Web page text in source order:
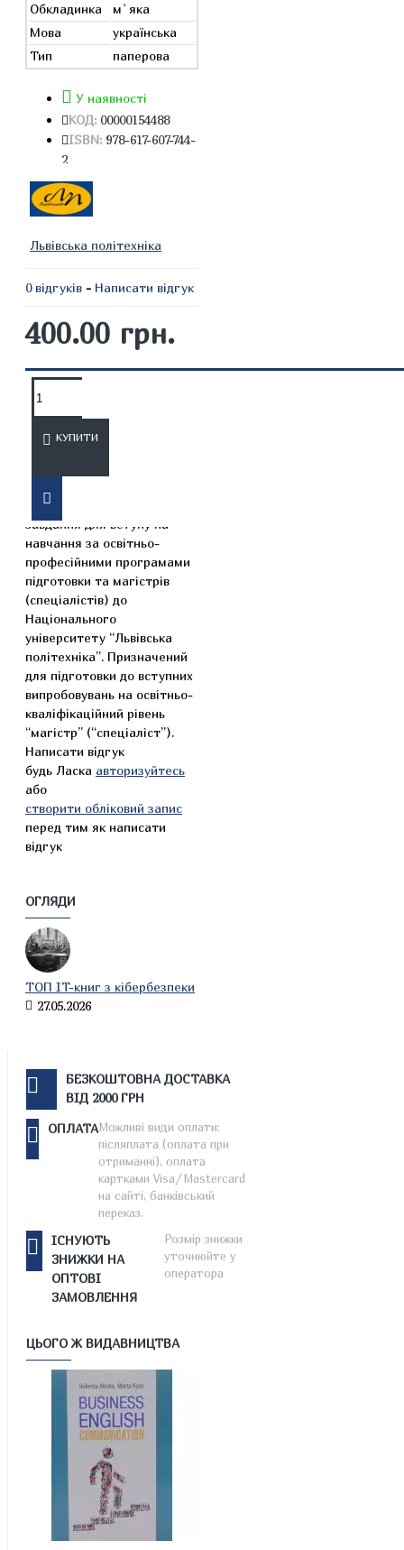
Обкладинка
м`яка
Мова
українська
Тип
паперова
У наявності
КОД: 00000154488
ISBN: 978-617-607-744-
2
Львівська політехніка
0 відгуків - Написати відгук
400.00 грн.
КУПИТИ
ОПИС
дисциплін та тестові
завдання для вступу на
навчання за освітньо-
професійними програмами
підготовки та магістрів
(спеціалістів) до
Національного
університету “Львівська
політехніка”. Призначений
для підготовки до вступних
випробовувань на освітньо-
кваліфікаційний рівень
“магістр” (“спеціаліст”).
Написати відгук
будь Ласка авторизуйтесь
або
створити обліковий запис
перед тим як написати
відгук
ОГЛЯДИ
ТОП IT-книг з кібербезпеки
27.05.2026
БЕЗКОШТОВНА ДОСТАВКА
ВІД 2000 ГРН
ОПЛАТАМожливі види оплати:
післяплата (оплата при
отриманні), оплата
картками Visa/Mastercard
на сайті, банківський
переказ.
ІСНУЮТЬ
ЗНИЖКИ НА
ОПТОВІ
ЗАМОВЛЕННЯ
Розмір знижки
уточнюйте у
оператора
ЦЬОГО Ж ВИДАВНИЦТВА